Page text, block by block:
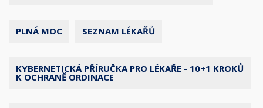
PLNÁ MOC SEZNAM LÉKAŘŮ
KYBERNETICKÁ PŘÍRUČKA PRO LÉKAŘE - 10+1 KROKŮ
K OCHRANĚ ORDINACE